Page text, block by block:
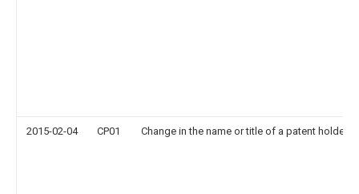
2015-02-04 CP01 Change in the name or title of a patent holder